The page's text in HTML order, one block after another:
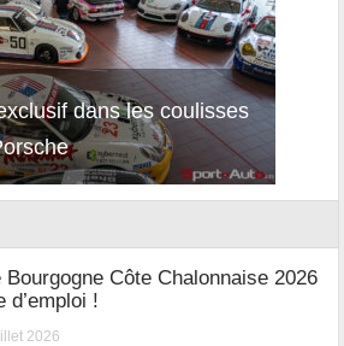
dans les coulisses
Bourgogne Côte Chalonnaise 2026
d’emploi !
2026